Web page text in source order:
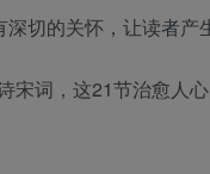
深切的关怀，让读者产
宋词，这21节治愈人